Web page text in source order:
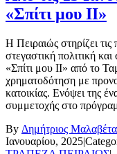
«Σπίτι μου ΙΙ»
Η Πειραιώς στηρίζει
στεγαστική πολιτική
«Σπίτι μου ΙΙ» από το
χρηματοδότηση με
κατοικίας. Ενόψει της
συμμετοχής στο
By Δημήτριος
Ιανουαρίου, 2025|